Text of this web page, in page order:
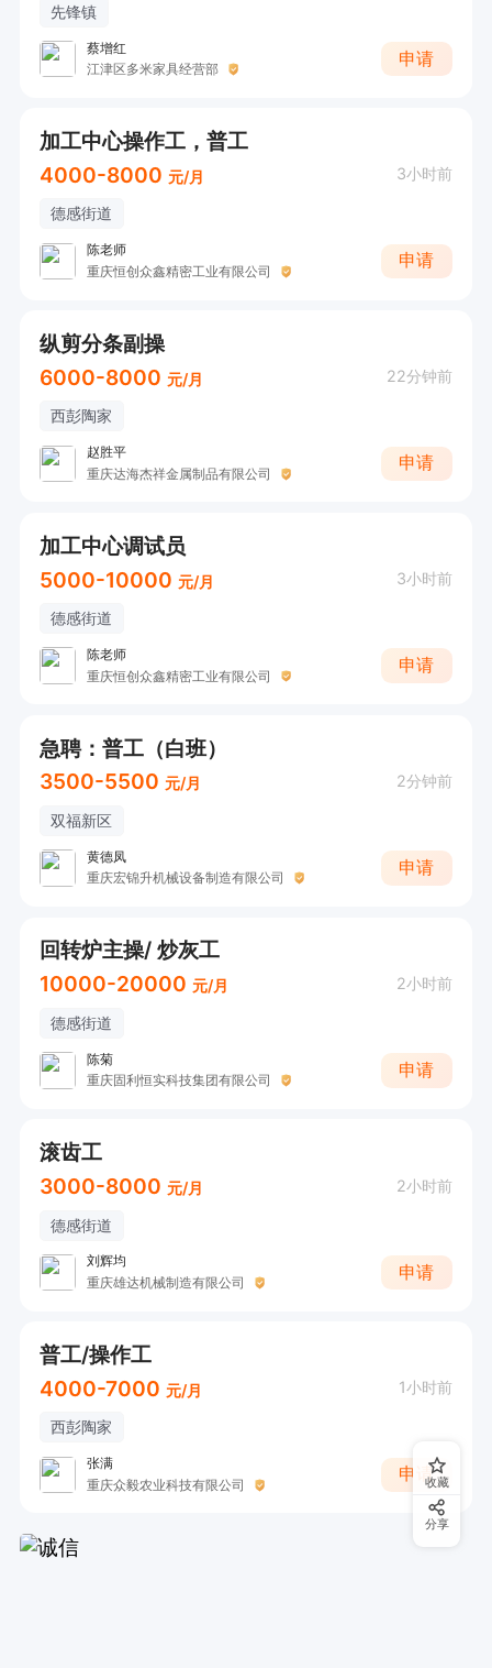
先锋镇
蔡增红
江津区多米家具经营部
申请
加工中心操作工，普工
4000-8000 元/月 3小时前
德感街道
陈老师
重庆恒创众鑫精密工业有限公司
申请
纵剪分条副操
6000-8000 元/月 22分钟前
西彭陶家
赵胜平
重庆达海杰祥金属制品有限公司
申请
加工中心调试员
5000-10000 元/月 3小时前
德感街道
陈老师
重庆恒创众鑫精密工业有限公司
申请
急聘：普工（白班）
3500-5500 元/月 2分钟前
双福新区
黄德凤
重庆宏锦升机械设备制造有限公司
申请
回转炉主操/ 炒灰工
10000-20000 元/月 2小时前
德感街道
陈菊
重庆固利恒实科技集团有限公司
申请
滚齿工
3000-8000 元/月 2小时前
德感街道
刘辉均
重庆雄达机械制造有限公司
申请
普工/操作工
4000-7000 元/月 1小时前
西彭陶家
张满
重庆众毅农业科技有限公司
申请收藏
分享